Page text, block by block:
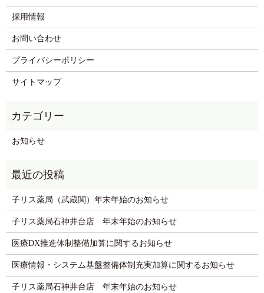
採用情報
お問い合わせ
プライバシーポリシー
サイトマップ
お知らせ
子リス薬局（武蔵関）年末年始のお知らせ
子リス薬局石神井台店 年末年始のお知らせ
医療DX推進体制整備加算に関するお知らせ
医療情報・システム基盤整備体制充実加算に関するお知らせ
子リス薬局石神井台店 年末年始のお知らせ